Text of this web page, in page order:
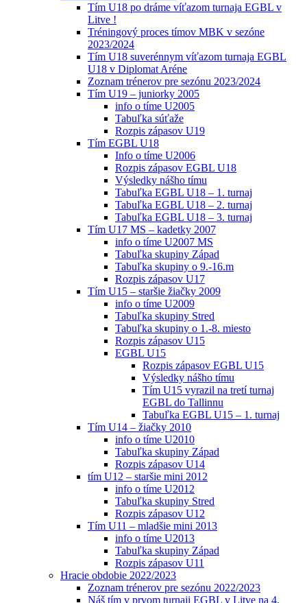
Tím U18 po dráme víťazom turnaja EGBL v
Litve !
Tréningový proces tímov MBK v sezóne
2023/2024
Tím U18 suverénnym víťazom turnaja EGBL
U18 v Diplomat Aréne
Zoznam trénerov pre sezónu 2023/2024
Tím U19 – juniorky 2005
info o tíme U2005
Tabuľka súťaže
Rozpis zápasov U19
Tím EGBL U18
Info o tíme U2006
Rozpis zápasov EGBL U18
Výsledky nášho tímu
Tabuľka EGBL U18 – 1. turnaj
Tabuľka EGBL U18 – 2. turnaj
Tabuľka EGBL U18 – 3. turnaj
Tím U17 MS – kadetky 2007
info o tíme U2007 MS
Tabuľka skupiny Západ
Tabuľka skupiny o 9.-16.m
Rozpis zápasov U17
Tím U15 – staršie žiačky 2009
info o tíme U2009
Tabuľka skupiny Stred
Tabuľka skupiny o 1.-8. miesto
Rozpis zápasov U15
EGBL U15
Rozpis zápasov EGBL U15
Výsledky nášho tímu
Tím U15 vyrazil na tretí turnaj
EGBL do Tallinnu
Tabuľka EGBL U15 – 1. turnaj
Tím U14 – žiačky 2010
info o tíme U2010
Tabuľka skupiny Západ
Rozpis zápasov U14
tím U12 – staršie mini 2012
info o tíme U2012
Tabuľka skupiny Stred
Rozpis zápasov U12
Tím U11 – mladšie mini 2013
info o tíme U2013
Tabuľka skupiny Západ
Rozpis zápasov U11
Hracie obdobie 2022/2023
Zoznam trénerov pre sezónu 2022/2023
Náš tím v prvom turnaji EGBL v Litve na 4.